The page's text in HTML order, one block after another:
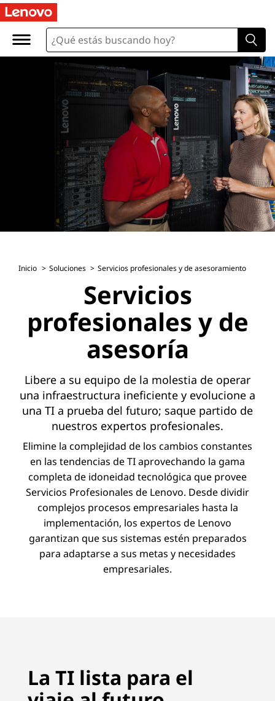
Inicio Soluciones Servicios profesionales y de asesoramiento
Servicios
profesionales y de
asesoría
Libere a su equipo de la molestia de operar
una infraestructura ineficiente y evolucione a
una TI a prueba del futuro; saque partido de
nuestros expertos profesionales.
Elimine la complejidad de los cambios constantes
en las tendencias de TI aprovechando la gama
completa de idoneidad tecnológica que provee
Servicios Profesionales de Lenovo. Desde dividir
complejos procesos empresariales hasta la
implementación, los expertos de Lenovo
garantizan que sus sistemas estén preparados
para adaptarse a sus metas y necesidades
empresariales.
La TI lista para el